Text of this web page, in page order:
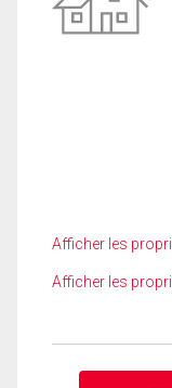
Afficher les
Afficher les